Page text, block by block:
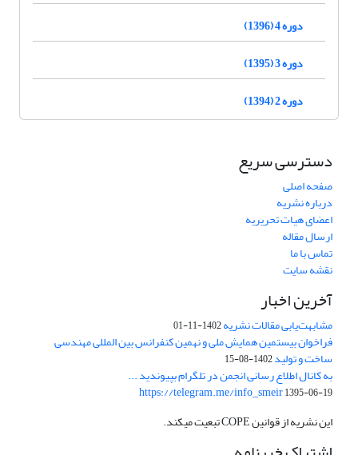
دوره 4 (1396)
دوره 3 (1395)
دوره 2 (1394)
دسترسی سریع
صفحه اصلی
درباره نشریه
اعضای هیات تحریریه
ارسال مقاله
تماس با ما
نقشه سایت
آخرین اخبار
مشابهت‌یابی مقالات نشریه1402-11-01
فراخوان بیستمین همایش ملی و نهمین کنفرانس بین المللی مهندسی
ساخت و تولید1402-08-15
به کانال اطلاع رسانی انجمن در تلگرام بپیوندید ...
https://telegram.me/info_smeir1395-06-19
این نشریه از قوانین COPE تبعیت میکند.